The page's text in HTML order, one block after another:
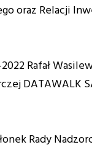
oraz Relacji
Rafał
DATAWALK
Rady